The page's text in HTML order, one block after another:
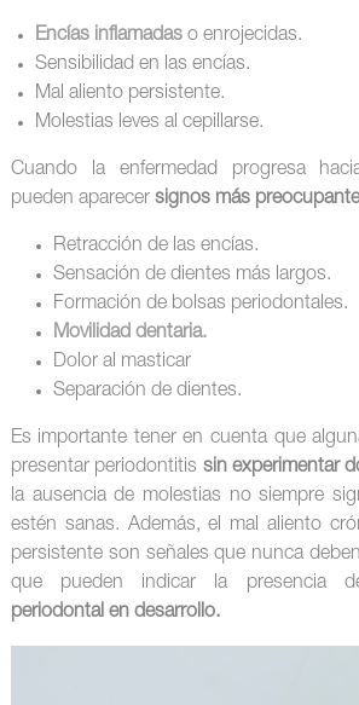
Encías inflamadaso enrojecidas.
Sensibilidad en las encías.
Mal aliento persistente.
Molestias leves al cepillarse.
Cuando la enfermedad progresa
pueden aparecer signos más
Retracción de las encías.
Sensación de dientes más largos.
Formación de bolsas periodontales.
Movilidad dentaria.
Dolor al masticar
Separación de dientes.
Es importante tener en cuenta que
presentar periodontitis sin experimentar
la ausencia de molestias no siempre
estén sanas. Además, el mal aliento
persistente son señales que nunca
que pueden indicar la presencia
periodontal en desarrollo.